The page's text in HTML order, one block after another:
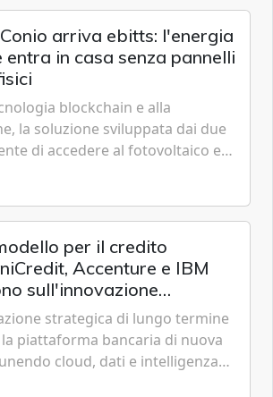
Conio arriva ebitts: l'energia
in casa senza pannelli
blockchain e alla
la soluzione sviluppata dai due
di accedere al fotovoltaico e
risparmi diretti in bolletta,
per il credito
Accenture e IBM
sull'innovazione
strategica di lungo termine
piattaforma bancaria di nuova
cloud, dati e intelligenza